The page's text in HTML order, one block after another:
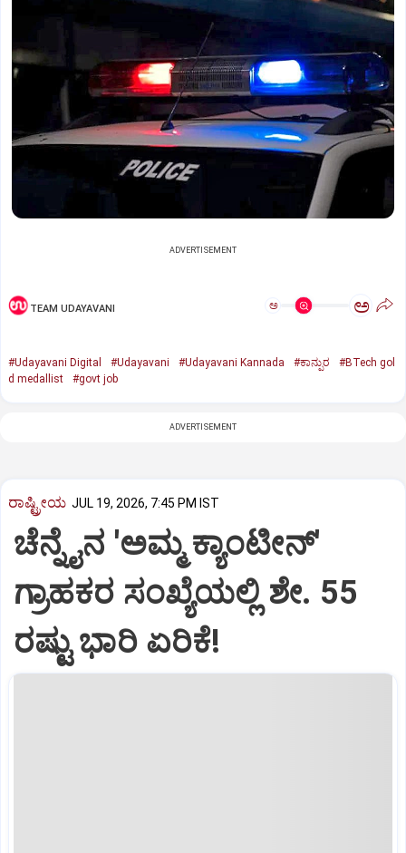
ADVERTISEMENT
TEAM UDAYAVANI ಅ ಅ
#Udayavani Digital #Udayavani #Udayavani Kannada #ಕಾನ್ಪುರ
#BTech gol
d medallist
#govt job
ADVERTISEMENT
ರಾಷ್ಟ್ರೀಯ JUL 19, 2026, 7:45 PM IST
ಚೆನ್ನೈನ 'ಅಮ್ಮ ಕ್ಯಾಂಟೀನ್'
ಗ್ರಾಹಕರ ಸಂಖ್ಯೆಯಲ್ಲಿ ಶೇ. 55
ರಷ್ಟು ಭಾರಿ ಏರಿಕೆ!